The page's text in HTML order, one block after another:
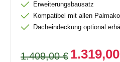
Erweiterungsbausatz
Kompatibel mit allen
Dacheindeckung optional
1.409,00 €